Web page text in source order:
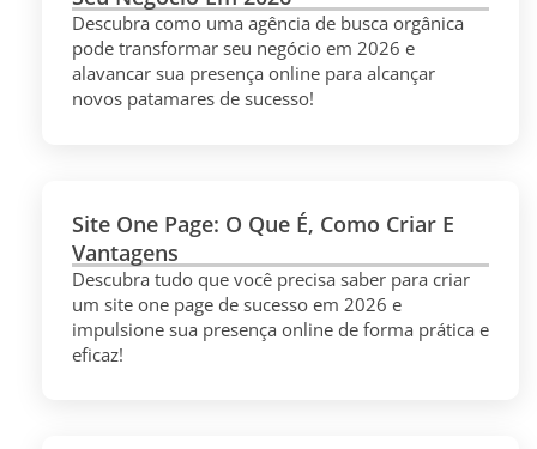
Descubra como uma agência de busca orgânica
pode transformar seu negócio em 2026 e
alavancar sua presença online para alcançar
novos patamares de sucesso!
Site One Page: O Que É, Como Criar E
Vantagens
Descubra tudo que você precisa saber para criar
um site one page de sucesso em 2026 e
impulsione sua presença online de forma prática e
eficaz!